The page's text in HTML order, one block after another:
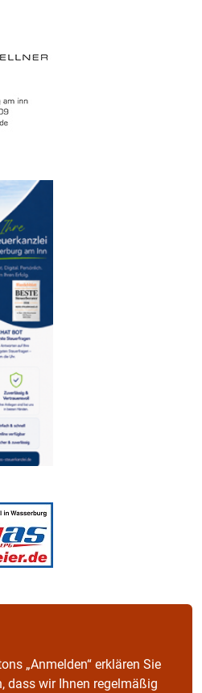
„Anmelden“ erklären Sie
dass wir Ihnen regelmäßig